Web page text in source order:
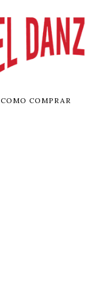
COMO COMPRAR